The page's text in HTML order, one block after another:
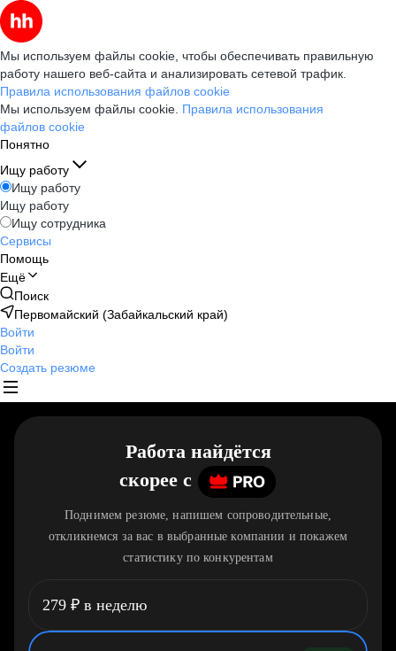
Мы используем файлы cookie, чтобы обеспечивать правильную
работу нашего веб-сайта и анализировать сетевой трафик.
Правила использования файлов cookie
Мы используем файлы cookie. Правила использования
файлов cookie
Понятно
Ищу работу
Ищу работу
Ищу работу
Ищу сотрудника
Сервисы
Помощь
Ещё
Поиск
Первомайский (Забайкальский край)
Войти
Войти
Создать резюме
Работа найдётся
скорее c
Поднимем резюме, напишем сопроводительные,
откликнемся за вас в выбранные компании и покажем
статистику по конкурентам
279 ₽ в неделю